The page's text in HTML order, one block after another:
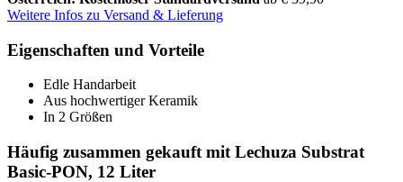
Weitere Infos zu Versand & Lieferung
Eigenschaften und Vorteile
Edle Handarbeit
Aus hochwertiger Keramik
In 2 Größen
Häufig zusammen gekauft mit Lechuza Substrat
Basic-PON, 12 Liter